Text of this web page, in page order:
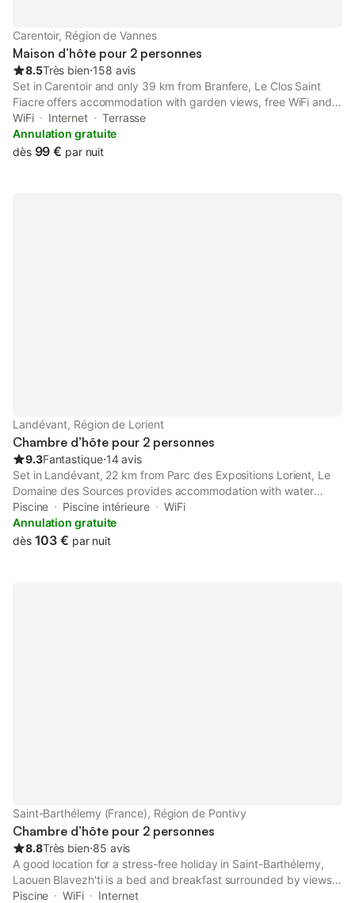
Carentoir, Région de Vannes
Maison d’hôte pour 2 personnes
8.5Très bien⋅158 avis
Set in Carentoir and only 39 km from Branfere, Le Clos Saint
Fiacre offers accommodation with garden views, free WiFi and
free private parking. Wellness packages is available for guests.
The guest house has a picnic area and spa facilities.
WiFi Internet
Terrasse
Annulation gratuite
dès 99 € par nuit
Landévant, Région de Lorient
Chambre d’hôte pour 2 personnes
9.3Fantastique⋅14 avis
Set in Landévant, 22 km from Parc des Expositions Lorient, Le
Domaine des Sources provides accommodation with water
sports facilities, free private parking, an indoor pool and a
garden. Built in 2000, the property includes hot tub and spa
facilities.
Piscine Piscine intérieure
WiFi
Annulation gratuite
dès 103 € par nuit
Saint-Barthélemy (France), Région de Pontivy
Chambre d’hôte pour 2 personnes
8.8Très bien⋅85 avis
A good location for a stress-free holiday in Saint-Barthélemy,
Laouen Blavezh'ti is a bed and breakfast surrounded by views
of the river. The property features a seasonal outdoor swimming
Piscine WiFi
Internet